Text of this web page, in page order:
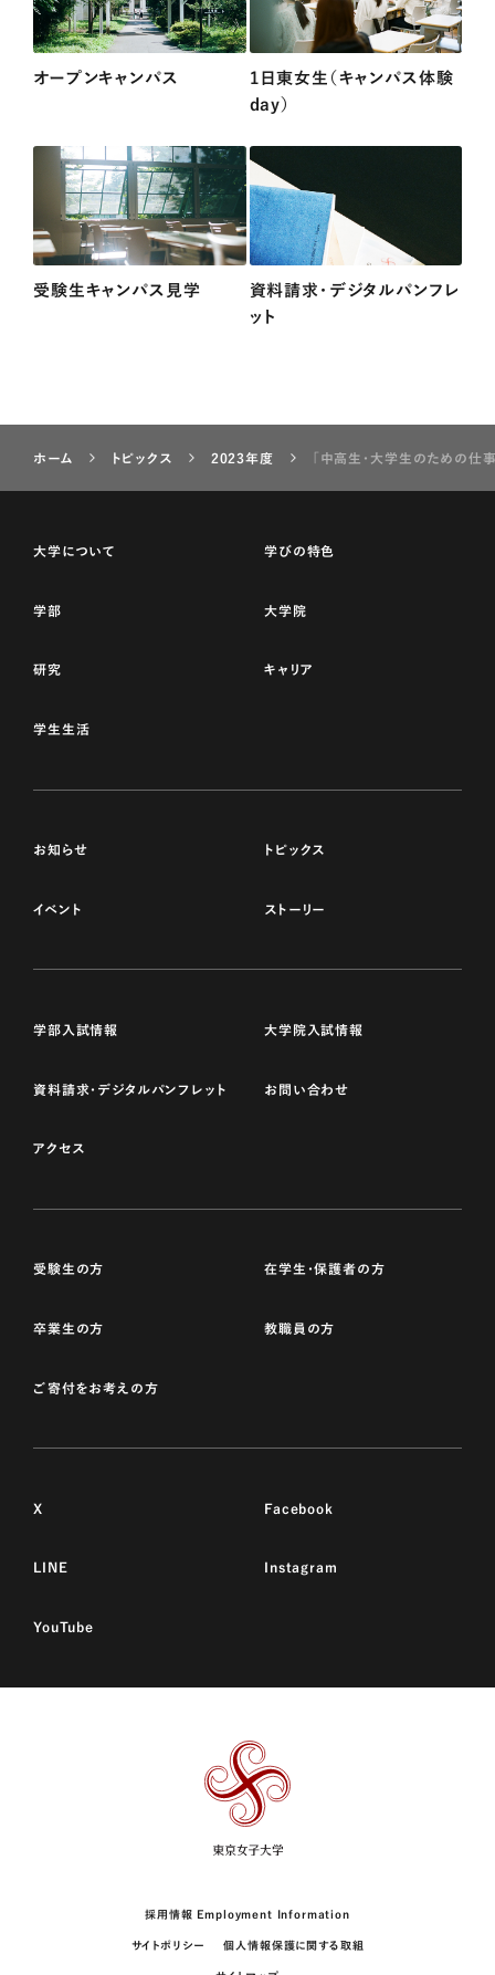
オープンキャンパス
1日東女生（キャンパス体験
day）
受験生キャンパス見学
資料請求・デジタルパンフレ
ット
ホーム トピックス 2023年度 「中高生・大学生のための仕
大学について 学びの特色
学部 大学院
研究 キャリア
学生生活
お知らせ トピックス
イベント ストーリー
学部入試情報 大学院入試情報
資料請求・デジタルパンフレット お問い合わせ
アクセス
受験生の方 在学生・保護者の方
卒業生の方 教職員の方
ご寄付をお考えの方
X Facebook
LINE Instagram
YouTube
東
採用情報 Employment Information
サイトポリシー 個人情報保護に関する取組